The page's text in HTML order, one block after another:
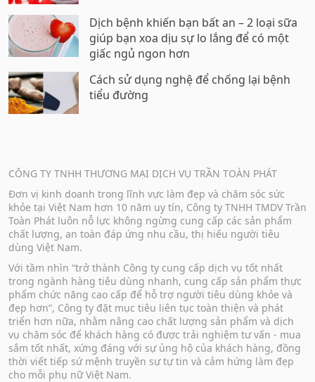
Dịch bệnh khiến bạn bất an – 2 loại sữa
giúp bạn xoa dịu sự lo lắng để có một
giấc ngủ ngon hơn
Cách sử dụng nghệ để chống lại bệnh
tiểu đường
CÔNG TY TNHH THƯƠNG MẠI DỊCH VỤ TRẦN TOÀN PHÁT
Đơn vị kinh doanh trong lĩnh vực làm đẹp và chăm sóc sức
khỏe tại Việt Nam hơn 10 năm uy tín, Công ty TNHH TMDV Trần
Toàn Phát luôn nỗ lực không ngừng cung cấp các sản phẩm
chất lượng, an toàn đáp ứng nhu cầu, thị hiếu người tiêu
dùng Việt Nam.
Với tầm nhìn “trở thành Công ty cung cấp dịch vụ tốt nhất
trong ngành hàng tiêu dùng nhanh, cung cấp sản phẩm thực
phẩm chức năng cao cấp để hỗ trợ người tiêu dùng khỏe và
đẹp hơn”, Công ty đặt mục tiêu liên tục toàn thiện và phát
triển hơn nữa, nhằm nâng cao chất lượng sản phẩm và dịch
vụ chăm sóc để khách hàng có được trải nghiệm tư vấn - mua
sắm tốt nhất, xứng đáng với sự ủng hộ của khách hàng, đồng
thời viết tiếp sứ mệnh truyền sự tự tin và cảm hứng làm đẹp
cho mỗi phụ nữ Việt Nam.